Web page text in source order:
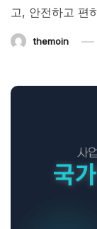
고, 안전하고 편
themoin